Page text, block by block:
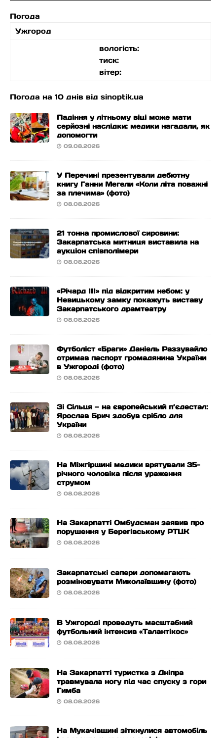
Погода
Ужгород
вологість:
тиск:
вітер:
Погода на 10 днів від sinoptik.ua
Падіння у літньому віці може мати
серйозні наслідки: медики нагадали, як
допомогти
09.08.2026
У Перечині презентували дебютну
книгу Ганни Мегели «Коли літа поважні
за плечима» (фото)
08.08.2026
21 тонна промислової сировини:
Закарпатська митниця виставила на
аукціон співполімери
08.08.2026
«Річард ІІІ» під відкритим небом: у
Невицькому замку покажуть виставу
Закарпатського драмтеатру
08.08.2026
Футболіст «Браги» Даніель Раззувайло
отримав паспорт громадянина України
в Ужгороді (фото)
08.08.2026
Зі Сільця — на європейський п’єдестал:
Ярослав Брич здобув срібло для
України
08.08.2026
На Міжгірщині медики врятували 35-
річного чоловіка після ураження
струмом
08.08.2026
На Закарпатті Омбудсман заявив про
порушення у Берегівському РТЦК
08.08.2026
Закарпатські сапери допомагають
розміновувати Миколаївщину (фото)
08.08.2026
В Ужгороді проведуть масштабний
футбольний інтенсив «Талантікос»
08.08.2026
На Закарпатті туристка з Дніпра
травмувала ногу під час спуску з гори
Гимба
08.08.2026
На Мукачівщині зіткнулися автомобіль